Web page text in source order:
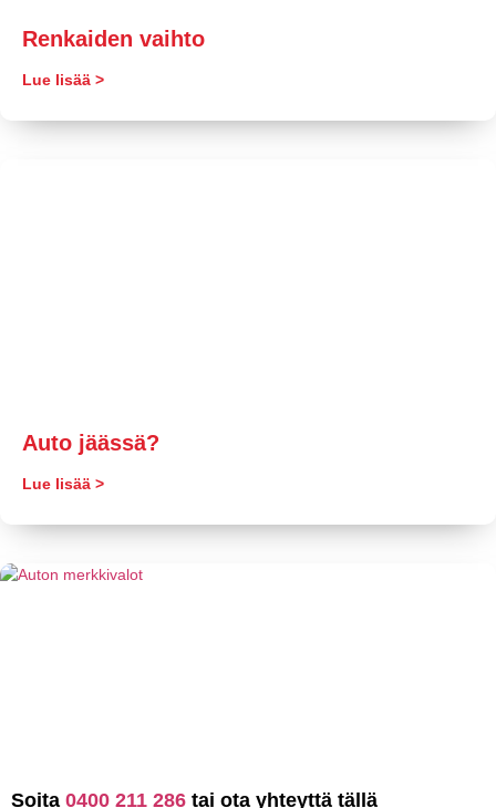
Renkaiden vaihto
Lue lisää >
Auto jäässä?
Lue lisää >
Soita 0400 211 286 tai ota yhteyttä tällä